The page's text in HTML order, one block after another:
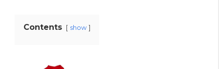
Contents show